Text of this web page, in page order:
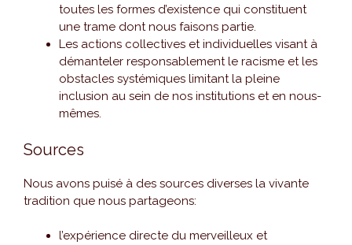
toutes les formes d’existence qui constituent
une trame dont nous faisons partie.
Les actions collectives et individuelles visant à
démanteler responsablement le racisme et les
obstacles systémiques limitant la pleine
inclusion au sein de nos institutions et en nous-
mêmes.
Sources
Nous avons puisé à des sources diverses la vivante
tradition que nous partageons:
l’expérience directe du merveilleux et